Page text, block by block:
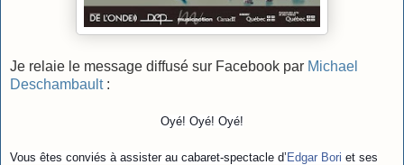
Je relaie le message diffusé sur Facebook par Michael
Deschambault:
Oyé! Oyé! Oyé!
Vous êtes conviés à assister au cabaret-spectacle d’ Edgar Bori et ses